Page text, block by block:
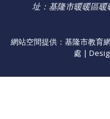
址：基隆市暖暖區
網站空間提供：基隆市教育
處 |